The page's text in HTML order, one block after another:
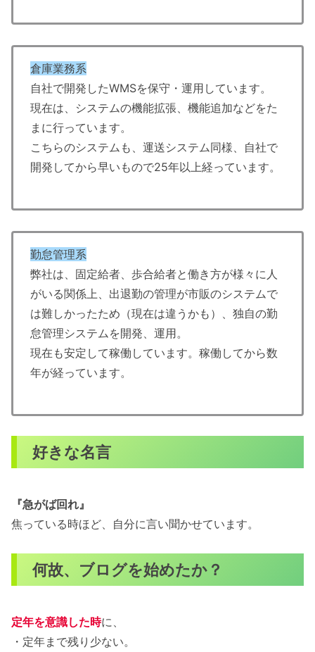
倉庫業務系
自社で開発したWMSを保守・運用しています。
現在は、システムの機能拡張、機能追加などをた
まに行っています。
こちらのシステムも、運送システム同様、自社で
開発してから早いもので25年以上経っています。
勤怠管理系
弊社は、固定給者、歩合給者と働き方が様々に人
がいる関係上、出退勤の管理が市販のシステムで
は難しかったため（現在は違うかも）、独自の勤
怠管理システムを開発、運用。
現在も安定して稼働しています。稼働してから数
年が経っています。
好きな名言
『急がば回れ』
焦っている時ほど、自分に言い聞かせています。
何故、ブログを始めたか？
定年を意識した時に、
・定年まで残り少ない。